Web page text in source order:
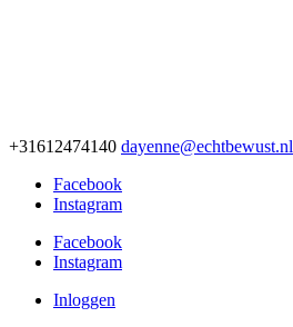
+31612474140 dayenne@echtbewust.nl
Facebook
Instagram
Facebook
Instagram
Inloggen